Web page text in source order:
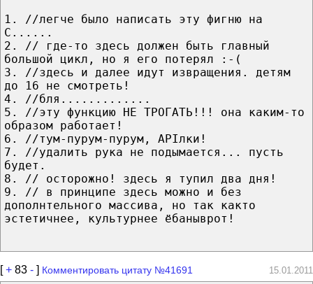
1. //легче было написать эту фигню на
С......
2. // где-то здесь должен быть главный
большой цикл, но я его потерял :-(
3. //здесь и далее идут извращения. детям
до 16 не смотреть!
4. //бля.............
5. //эту функцию НЕ ТРОГАТЬ!!! она каким-то
образом работает!
6. //тум-пурум-пурум, APIлки!
7. //удалить рука не подымается... пусть
будет.
8. // осторожно! здесь я тупил два дня!
9. // в принципе здесь можно и без
дополнтельного массива, но так както
эстетичнее, культурнее ёбаныврот!
[+ 83 - ] Комментировать цитату №41691 15.01.2011